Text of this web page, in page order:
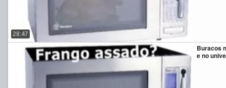
28:47
Buracos
e no